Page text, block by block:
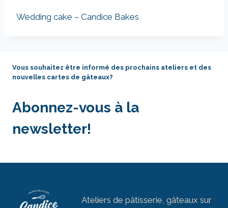
Wedding cake – Candice Bakes
Vous souhaitez être informé des prochains ateliers et des
nouvelles cartes de gâteaux?
Abonnez-vous à la
newsletter!
Ateliers de pâtisserie, gâteaux sur